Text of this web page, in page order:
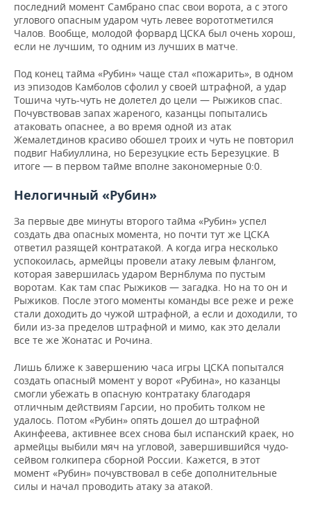
последний момент Самбрано спас свои ворота, а с этого
углового опасным ударом чуть левее ворототметился
Чалов. Вообще, молодой форвард ЦСКА был очень хорош,
если не лучшим, то одним из лучших в матче.
Под конец тайма «Рубин» чаще стал «пожарить», в одном
из эпизодов Камболов сфолил у своей штрафной, а удар
Тошича чуть-чуть не долетел до цели — Рыжиков спас.
Почувствовав запах жареного, казанцы попытались
атаковать опаснее, а во время одной из атак
Жемалетдинов красиво обошел троих и чуть не повторил
подвиг Набиуллина, но Березуцкие есть Березуцкие. В
итоге — в первом тайме вполне закономерные 0:0.
Нелогичный «Рубин»
За первые две минуты второго тайма «Рубин» успел
создать два опасных момента, но почти тут же ЦСКА
ответил разящей контратакой. А когда игра несколько
успокоилась, армейцы провели атаку левым флангом,
которая завершилась ударом Вернблума по пустым
воротам. Как там спас Рыжиков — загадка. Но на то он и
Рыжиков. После этого моменты команды все реже и реже
стали доходить до чужой штрафной, а если и доходили, то
били из-за пределов штрафной и мимо, как это делали
все те же Жонатас и Рочина.
Лишь ближе к завершению часа игры ЦСКА попытался
создать опасный момент у ворот «Рубина», но казанцы
смогли убежать в опасную контратаку благодаря
отличным действиям Гарсии, но пробить толком не
удалось. Потом «Рубин» опять дошел до штрафной
Акинфеева, активнее всех снова был испанский краек, но
армейцы выбили мяч на угловой, завершившийся чудо-
сейвом голкипера сборной России. Кажется, в этот
момент «Рубин» почувствовал в себе дополнительные
силы и начал проводить атаку за атакой.